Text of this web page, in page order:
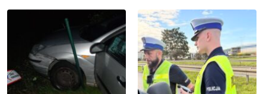
zawodem przyszłości i
gdzie się go nauczyć?
Warszawskiego